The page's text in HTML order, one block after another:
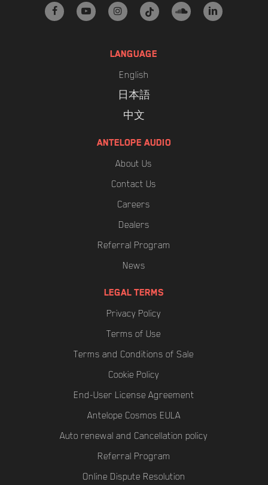
facebookyoutubeinstagramtiktok soundcloud
linkedin
LANGUAGE
English
日本語
中文
ANTELOPE AUDIO
About Us
Contact Us
Careers
Dealers
Referral Program
News
LEGAL TERMS
Privacy Policy
Terms of Use
Terms and Conditions of Sale
Cookie Policy
End-User License Agreement
Antelope Cosmos EULA
Auto renewal and Cancellation policy
Referral Program
Online Dispute Resolution